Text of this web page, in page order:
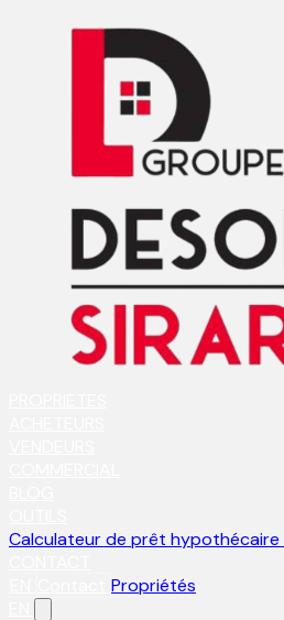
Calculateur de prêt hypothécaire
Propriétés